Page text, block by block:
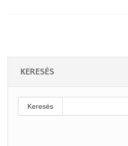
KERESÉS
Keresés